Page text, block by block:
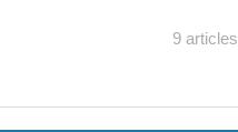
9 articles